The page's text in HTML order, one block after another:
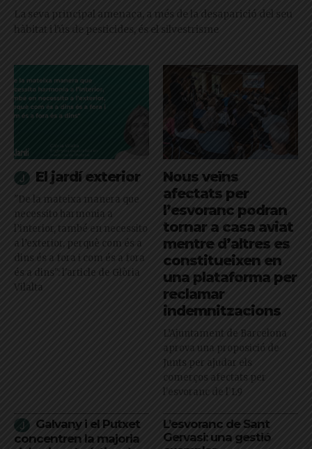
La seva principal amenaça, a més de la desaparició del seu
hàbitat i l'ús de pesticides, és el silvestrisme
El jardí exterior
"De la mateixa manera que
necessito harmonia a
l’interior, també en necessito
a l’exterior, perquè com és a
dins és a fora i com és a fora
és a dins": l'article de Glòria
Vilalta
Nous veïns
afectats per
l’esvoranc podran
tornar a casa aviat
mentre d’altres es
constitueixen en
una plataforma per
reclamar
indemnitzacions
L’Ajuntament de Barcelona
aprova una proposició de
Junts per ajudar els
comerços afectats per
l'esvoranc de l'L9
Galvany i el Putxet
concentren la majoria
L’esvoranc de Sant
Gervasi: una gestió